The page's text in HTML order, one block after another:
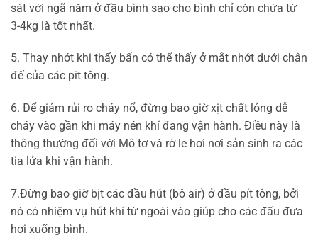
sát với ngã năm ở đầu bình sao cho bình chỉ còn chứa từ
3-4kg là tốt nhất.
5. Thay nhớt khi thấy bẩn có thể thấy ở mắt nhớt dưới chân
đế của các pit tông.
6. Để giảm rủi ro cháy nổ, đừng bao giờ xịt chất lỏng dễ
cháy vào gần khi máy nén khí đang vận hành. Điều này là
thông thường đối với Mô tơ và rờ le hơi nơi sản sinh ra các
tia lửa khi vận hành.
7.Đừng bao giờ bịt các đầu hút (bô air) ở đầu pít tông, bởi
nó có nhiệm vụ hút khí từ ngoài vào giúp cho các đấu đưa
hơi xuống bình.